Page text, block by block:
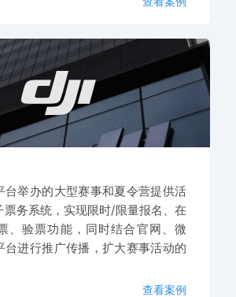
台举办的大型赛事和夏令营提供活
票务系统，实现限时/限量报名、在
、验票功能，同时结合官网、微
台进行推广传播，扩大赛事活动的
查看案例